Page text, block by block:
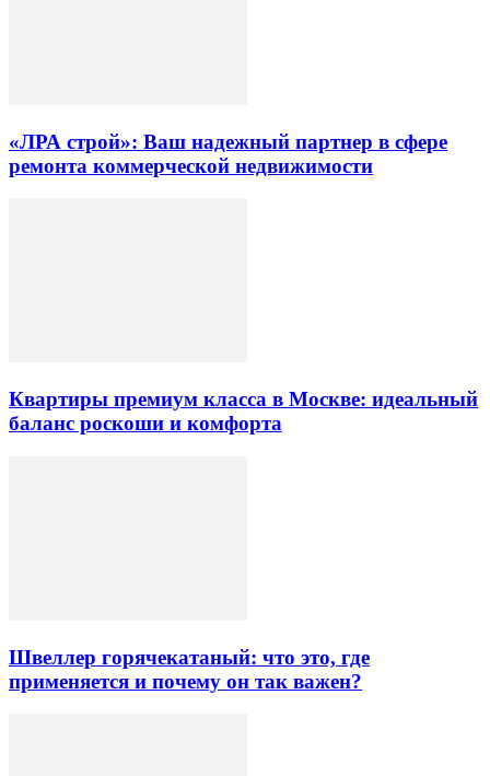
«ЛРА строй»: Ваш надежный партнер в сфере
ремонта коммерческой недвижимости
Квартиры премиум класса в Москве: идеальный
баланс роскоши и комфорта
Швеллер горячекатаный: что это, где
применяется и почему он так важен?